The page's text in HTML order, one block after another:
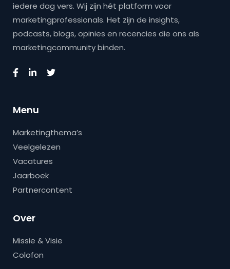
iedere dag vers. Wij zijn hét platform voor
marketingprofessionals. Het zijn de insights,
podcasts, blogs, opinies en recencies die ons als
marketingcommunity binden.
Menu
Marketingthema’s
Veelgelezen
Vacatures
Jaarboek
Partnercontent
Over
Missie & Visie
Colofon